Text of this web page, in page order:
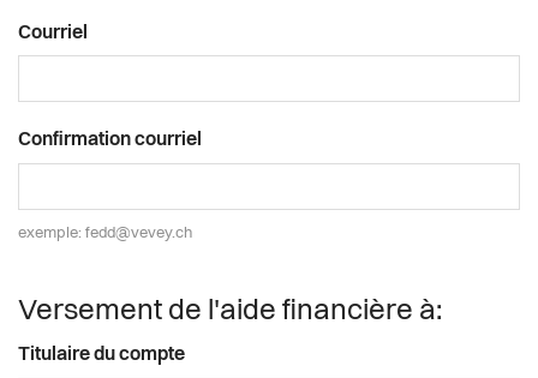
Courriel
Courriel
Confirmation courriel
exemple: fedd@vevey.ch
Versement de l'aide financière à:
Titulaire du compte